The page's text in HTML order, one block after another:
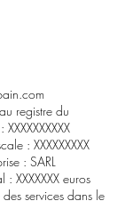
registre du
: XXXXXXXXX
: SARL
XXXXXXX euros
services dans le